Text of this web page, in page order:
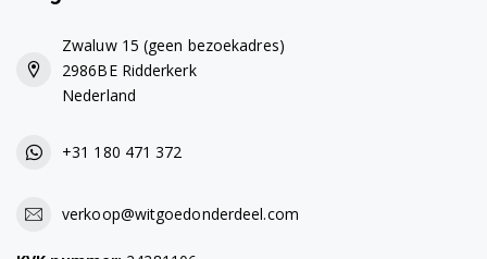
Zwaluw 15 (geen bezoekadres)
2986BE Ridderkerk
Nederland
+31 180 471 372
verkoop@witgoedonderdeel.com